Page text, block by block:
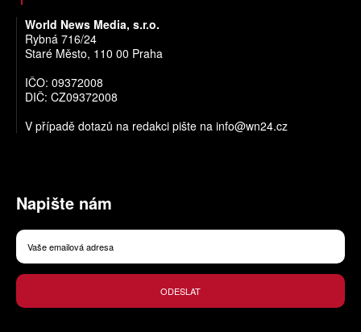
World News Media, s.r.o.
Rybná 716/24
Staré Město, 110 00 Praha
IČO: 09372008
DIČ: CZ09372008
V případě dotazů na redakci pište na info@wn24.cz
Napište nám
ODESLAT